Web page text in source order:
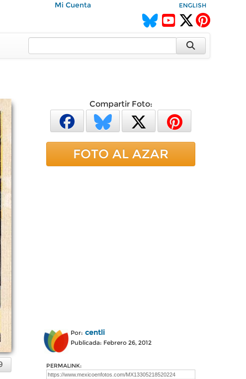
Mi Cuenta ENGLISH
Compartir Foto:
FOTO AL AZAR
Por: centli
Publicada: Febrero 26, 2012
PERMALINK: